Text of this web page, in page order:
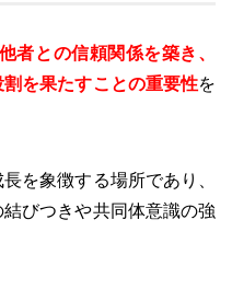
他者との信頼関係を築き、
を果たすことの重要性を
を象徴する場所であり、
びつきや共同体意識の強